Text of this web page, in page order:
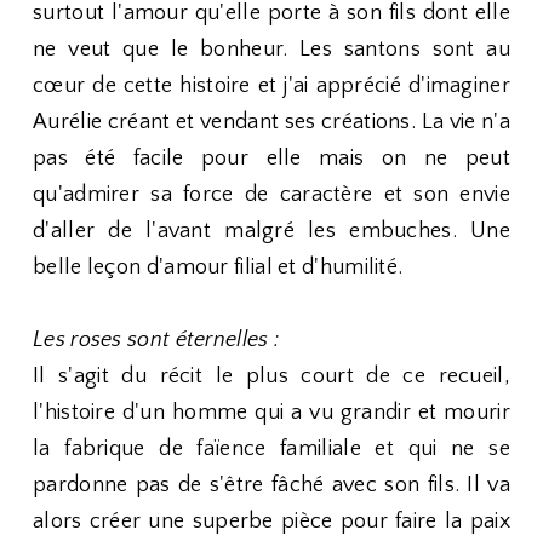
surtout l'amour qu'elle porte à son fils dont elle
ne veut que le bonheur. Les santons sont au
cœur de cette histoire et j'ai apprécié d'imaginer
Aurélie créant et vendant ses créations. La vie n'a
pas été facile pour elle mais on ne peut
qu'admirer sa force de caractère et son envie
d'aller de l'avant malgré les embuches. Une
belle leçon d'amour filial et d'humilité.
Les roses sont éternelles :
Il s'agit du récit le plus court de ce recueil,
l'histoire d'un homme qui a vu grandir et mourir
la fabrique de faïence familiale et qui ne se
pardonne pas de s'être fâché avec son fils. Il va
alors créer une superbe pièce pour faire la paix